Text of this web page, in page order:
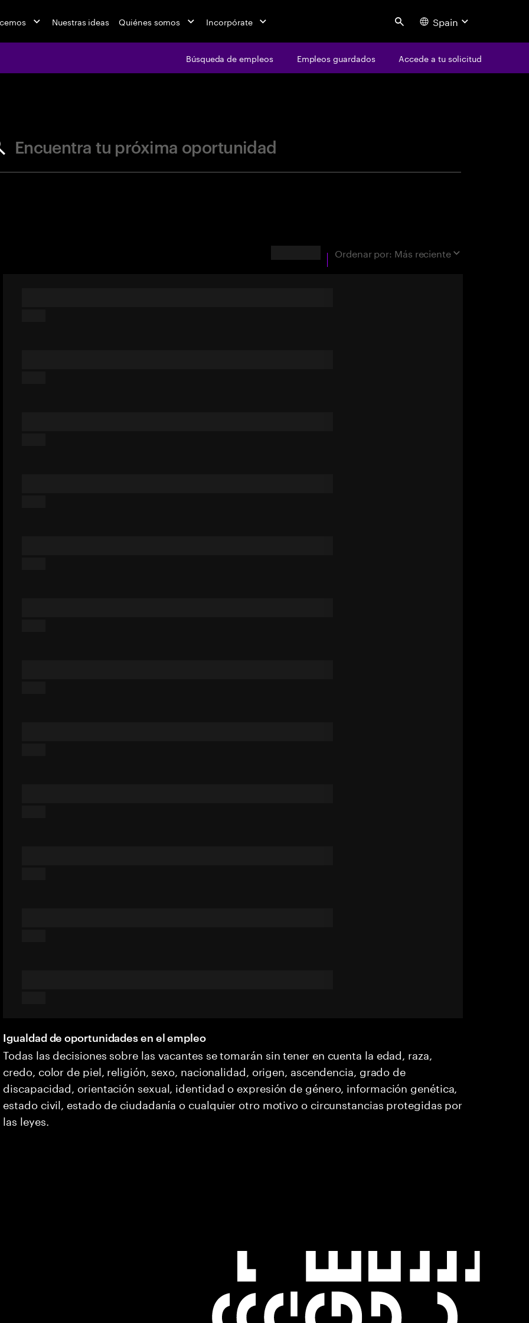
Nuestras ideas Quiénes somos Incorpórate Search Spain
Búsqueda de empleos Empleos guardados Accede a tu solicitud
Encuentra tu próxima oportunidad
Ordenar por: Más reciente
Igualdad de oportunidades en el empleo
Todas las decisiones sobre las vacantes se tomarán sin tener en cuenta la edad, raza,
credo, color de piel, religión, sexo, nacionalidad, origen, ascendencia, grado de
discapacidad, orientación sexual, identidad o expresión de género, información genética,
estado civil, estado de ciudadanía o cualquier otro motivo o circunstancias protegidas por
las leyes.